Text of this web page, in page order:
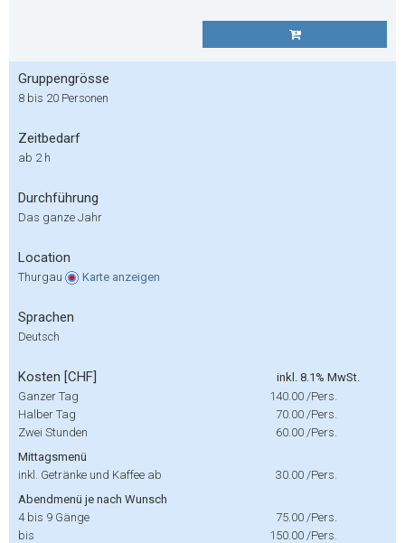
Gruppengrösse
8 bis 20 Personen
Zeitbedarf
ab 2 h
Durchführung
Das ganze Jahr
Location
Thurgau Karte anzeigen
Sprachen
Deutsch
Kosten [CHF]
inkl. 8.1% MwSt.
Ganzer Tag
140.00 /Pers.
Halber Tag
70.00 /Pers.
Zwei Stunden
60.00 /Pers.
Mittagsmenü
inkl. Getränke und Kaffee ab
30.00 /Pers.
Abendmenü je nach Wunsch
4 bis 9 Gänge
75.00 /Pers.
bis
150.00 /Pers.